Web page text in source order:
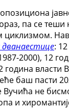
па се теши
:
2000), 12
година власти
баш пасти
Вучића не
и